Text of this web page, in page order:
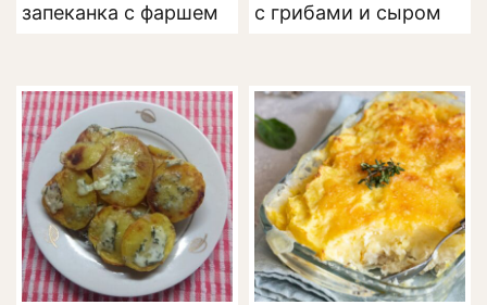
запеканка с фаршем
с грибами и сыром